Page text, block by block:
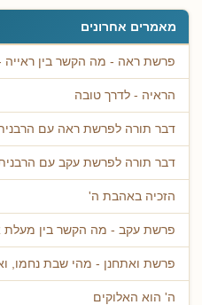
מאמרים אחרונים
פרשת ראה - מה הקשר בין ראייה
הראיה - לדרך טובה
דבר תורה לפרשת ראה עם הרבנית
דבר תורה לפרשת עקב עם הרבנית
הזכיה באהבת ה'
פרשת עקב - מה הקשר בין מעלת
פרשת ואתחנן - מהי שבת נחמו,
ה' הוא האלוקים